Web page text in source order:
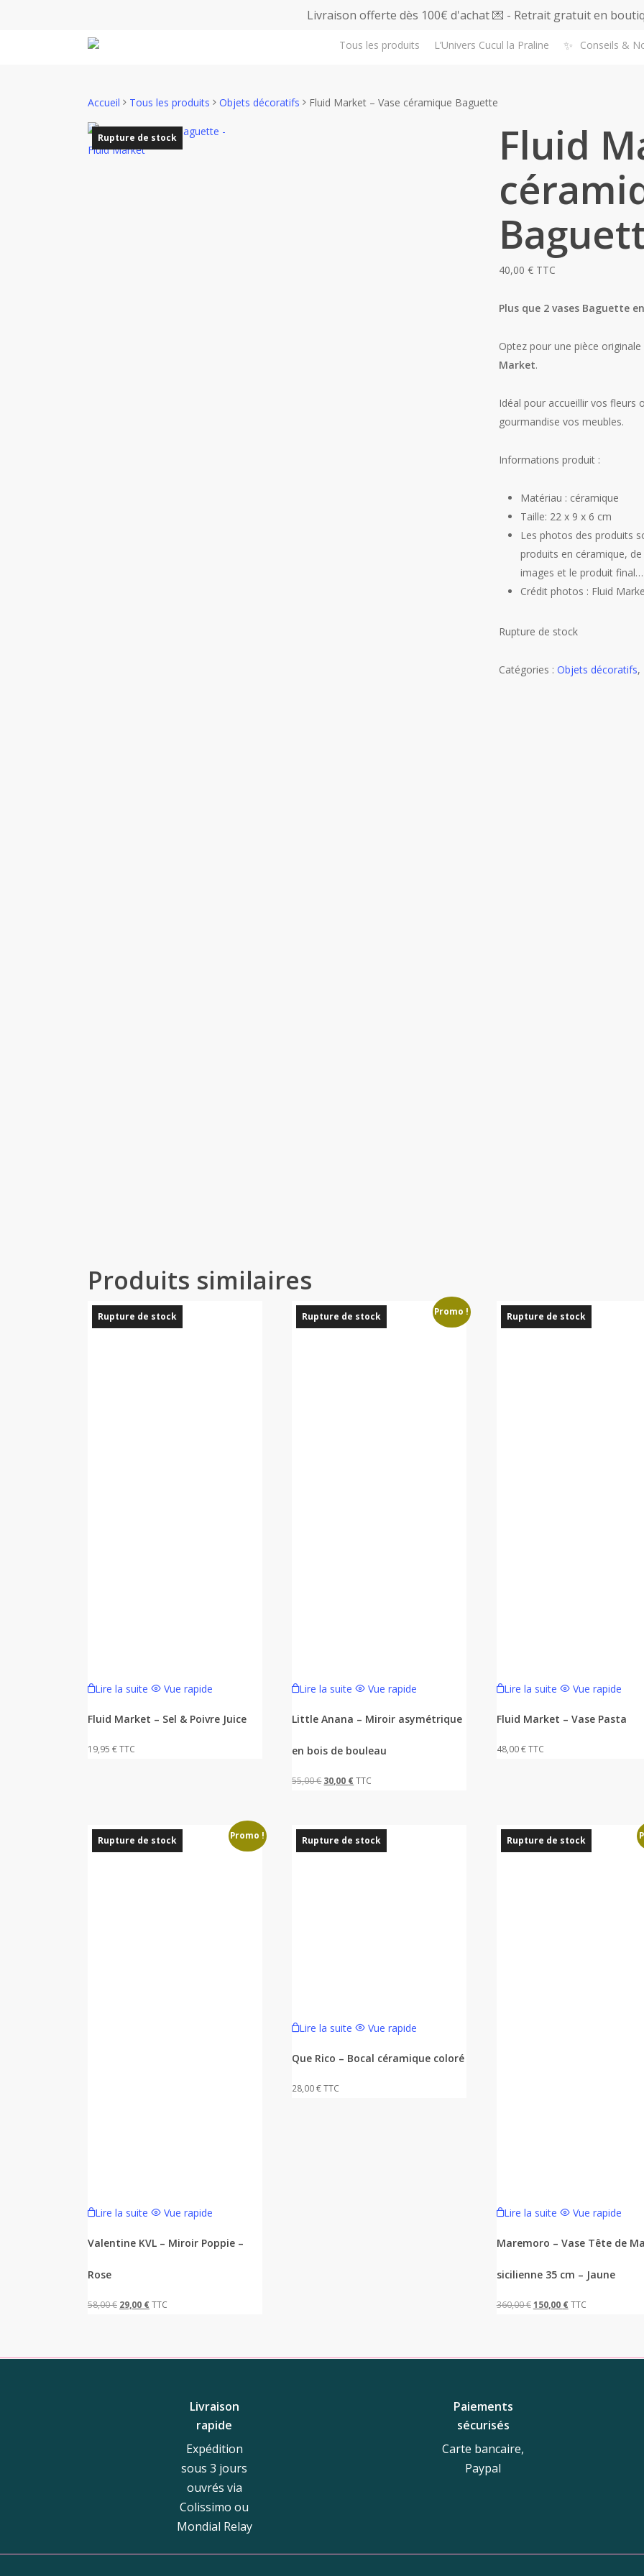
Livraison offerte dès 100€ d'achat 💌 - Retrait gratuit en
Tous les produits L’Univers Cucul la Praline ✨ Conseils &
Accueil Tous les produits Objets décoratifs Fluid Market – Vase céramique Baguette
Rupture de stock
Fluid
40,00 € TTC
Plus que 2 vases Baguette
Optez pour une pièce
Market.
Idéal pour accueillir vos fleurs
gourmandise vos meubles.
Informations produit :
Matériau : céramique
Taille: 22 x 9 x 6 cm
Les photos des produits
produits en céramique,
images et le produit final…
Crédit photos : Fluid
Rupture de stock
Catégories : Objets décoratifs,
Produits similaires
Rupture de stock
Lire la suite Vue rapide
Fluid Market – Sel & Poivre Juice
19,95 €TTC
Rupture de stock Promo !
Lire la suite Vue rapide
Little Anana – Miroir asymétrique
en bois de bouleau
55,00€ Le
était :
55,00 €.
30,00 € Le
est :
30,00 €.
TTC
Rupture de stock
Lire la suite Vue rapide
Fluid Market – Vase Pasta
48,00€TTC
Rupture de stock Promo !
Lire la suite Vue rapide
Valentine KVL – Miroir Poppie –
Rose
58,00€ Le
était :
29,00 € Le
est :
TTC
Rupture de stock
Lire la suite Vue rapide
Que Rico – Bocal céramique coloré
28,00€TTC
Rupture de stock
Lire la suite Vue rapide
Maremoro – Vase Tête de
sicilienne 35 cm – Jaune
360,00€Le
était :
150,00 €Le
est :
TTC
Livraison
rapide
Expédition
sous 3 jours
ouvrés via
Colissimo ou
Mondial Relay
Paiements
sécurisés
Carte bancaire,
Paypal